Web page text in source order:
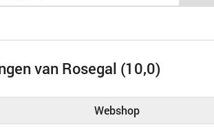
van Rosegal (10,0)
Webshop